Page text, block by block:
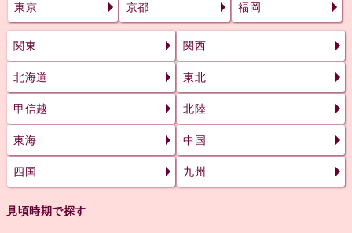
東京 京都 福岡
関東 関西
北海道 東北
甲信越 北陸
東海 中国
四国 九州
見頃時期で探す